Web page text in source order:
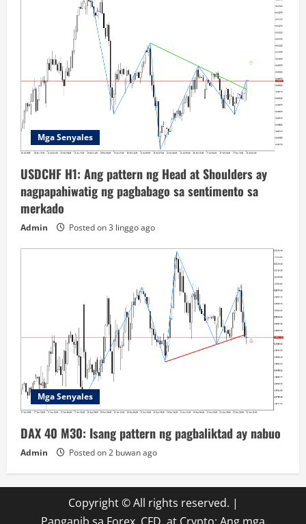
Mga Senyales
USDCHF H1: Ang pattern ng Head at Shoulders ay
nagpapahiwatig ng pagbabago sa sentimento sa
merkado
Admin Posted on 3 linggo ago
Mga Senyales
DAX 40 M30: Isang pattern ng pagbaliktad ay nabuo
Admin Posted on 2 buwan ago
Copyright © All rights reserved. |